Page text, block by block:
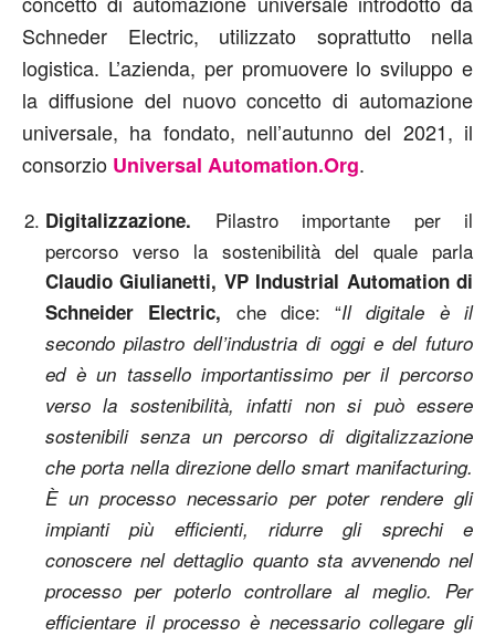
Schneder Electric, utilizzato soprattutto nella
logistica. L’azienda, per promuovere lo sviluppo e
la diffusione del nuovo concetto di automazione
universale, ha fondato, nell’autunno del 2021, il
consorzio Universal Automation.Org.
Digitalizzazione. Pilastro importante per il
percorso verso la sostenibilità del quale parla
Claudio Giulianetti, VP Industrial Automation di
Schneider Electric, che dice: “Il digitale è il
secondo pilastro dell’industria di oggi e del futuro
ed è un tassello importantissimo per il percorso
verso la sostenibilità, infatti non si può essere
sostenibili senza un percorso di digitalizzazione
che porta nella direzione dello smart manifacturing.
È un processo necessario per poter rendere gli
impianti più efficienti, ridurre gli sprechi e
conoscere nel dettaglio quanto sta avvenendo nel
processo per poterlo controllare al meglio. Per
efficientare il processo è necessario collegare gli